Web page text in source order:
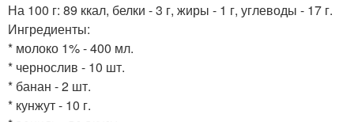
На 100 г: 89 ккал, белки - 3 г, жиры - 1 г, углеводы - 17 г.
Ингредиенты:
* молоко 1% - 400 мл.
* чернослив - 10 шт.
* банан - 2 шт.
* кунжут - 10 г.